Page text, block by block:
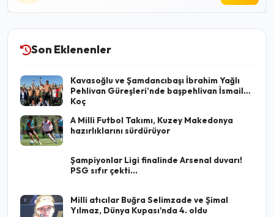
Son Eklenenler
Kavasoğlu ve Şamdancıbaşı İbrahim Yağlı
Pehlivan Güreşleri’nde başpehlivan İsmail
Koç
A Milli Futbol Takımı, Kuzey Makedonya
hazırlıklarını sürdürüyor
Şampiyonlar Ligi finalinde Arsenal duvarı!
PSG sıfır çekti...
Milli atıcılar Buğra Selimzade ve Şimal
Yılmaz, Dünya Kupası'nda 4. oldu